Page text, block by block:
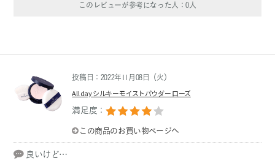
このレビューが参考になった人：0 人
投稿日：2022年11月08日（火）
All day シルキーモイストパウダー ローズ
満足度：
この商品のお買い物ページへ
良いけど…